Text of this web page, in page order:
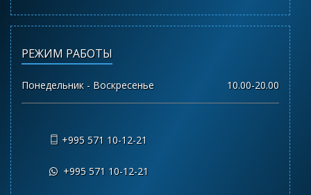
РЕЖИМ РАБОТЫ
Понедельник - Воскресенье 10.00-20.00
+995 571 10-12-21
+995 571 10-12-21